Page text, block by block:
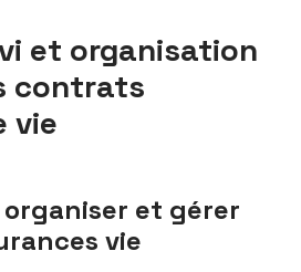
et organisation
contrats
vie
et gérer
vie